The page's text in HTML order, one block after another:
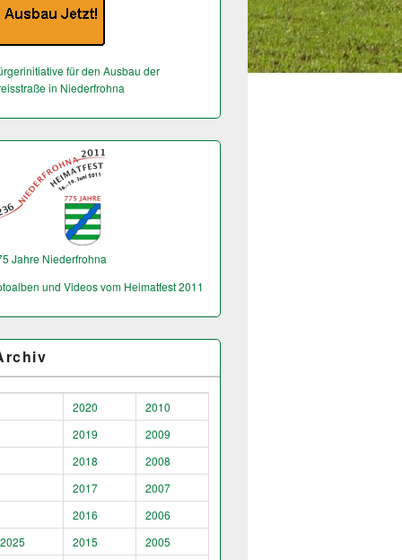
für den Ausbau der
in Niederfrohna
Jahre Niederfrohna
und Videos vom Heimatfest 2011
2020
2010
2019
2009
2018
2008
2017
2007
2016
2006
2025
2015
2005